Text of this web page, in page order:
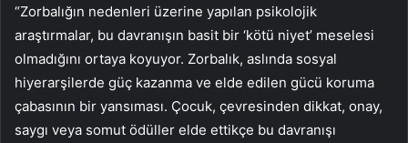
“Zorbalığın nedenleri üzerine yapılan psikolojik
araştırmalar, bu davranışın basit bir ‘kötü niyet’ meselesi
olmadığını ortaya koyuyor. Zorbalık, aslında sosyal
hiyerarşilerde güç kazanma ve elde edilen gücü koruma
çabasının bir yansıması. Çocuk, çevresinden dikkat, onay,
saygı veya somut ödüller elde ettikçe bu davranışı